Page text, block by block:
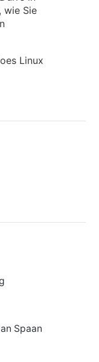
wie Sie
Linux
Spaan